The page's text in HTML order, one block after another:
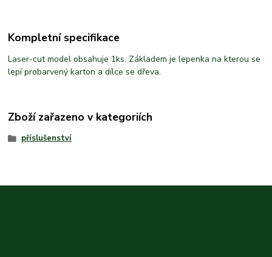
Kompletní specifikace
Laser-cut model obsahuje 1ks. Základem je lepenka na kterou se
lepí probarvený karton a dílce se dřeva.
Zboží zařazeno v kategoriích
příslušenství